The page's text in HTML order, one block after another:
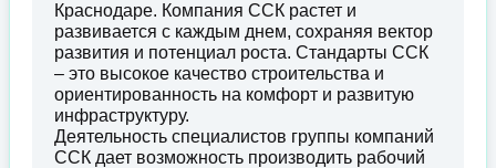
Краснодаре. Компания ССК растет и
развивается с каждым днем, сохраняя вектор
развития и потенциал роста. Стандарты ССК
– это высокое качество строительства и
ориентированность на комфорт и развитую
инфраструктуру.
Деятельность специалистов группы компаний
ССК дает возможность производить рабочий